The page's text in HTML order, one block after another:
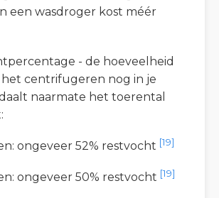
een wasdroger kost méér
- de hoeveelheid
centrifugeren nog in je
naarmate het toerental
ongeveer 52% restvocht [19]
ongeveer 50% restvocht [19]